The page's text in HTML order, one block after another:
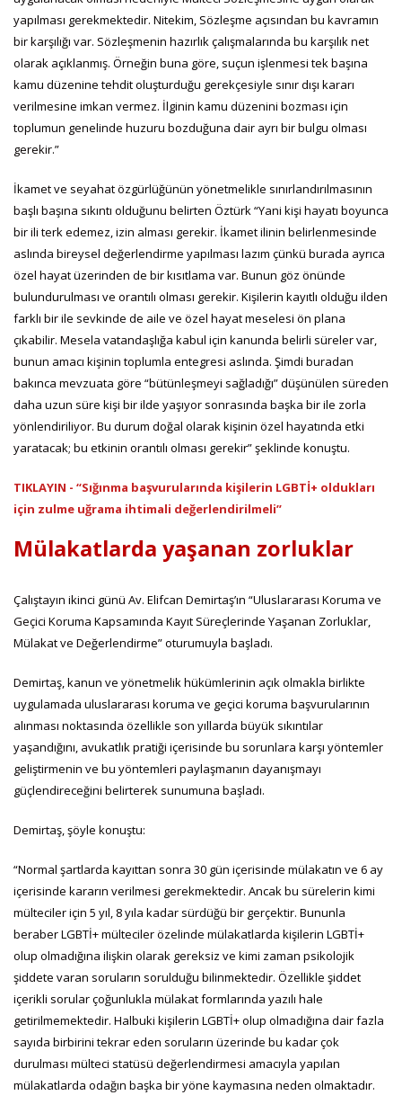
yapılması gerekmektedir. Nitekim, Sözleşme açısından bu kavramın
bir karşılığı var. Sözleşmenin hazırlık çalışmalarında bu karşılık net
olarak açıklanmış. Örneğin buna göre, suçun işlenmesi tek başına
kamu düzenine tehdit oluşturduğu gerekçesiyle sınır dışı kararı
verilmesine imkan vermez. İlginin kamu düzenini bozması için
toplumun genelinde huzuru bozduğuna dair ayrı bir bulgu olması
gerekir.”
İkamet ve seyahat özgürlüğünün yönetmelikle sınırlandırılmasının
başlı başına sıkıntı olduğunu belirten Öztürk “Yani kişi hayatı boyunca
bir ili terk edemez, izin alması gerekir. İkamet ilinin belirlenmesinde
aslında bireysel değerlendirme yapılması lazım çünkü burada ayrıca
özel hayat üzerinden de bir kısıtlama var. Bunun göz önünde
bulundurulması ve orantılı olması gerekir. Kişilerin kayıtlı olduğu ilden
farklı bir ile sevkinde de aile ve özel hayat meselesi ön plana
çıkabilir. Mesela vatandaşlığa kabul için kanunda belirli süreler var,
bunun amacı kişinin toplumla entegresi aslında. Şimdi buradan
bakınca mevzuata göre “bütünleşmeyi sağladığı” düşünülen süreden
daha uzun süre kişi bir ilde yaşıyor sonrasında başka bir ile zorla
yönlendiriliyor. Bu durum doğal olarak kişinin özel hayatında etki
yaratacak; bu etkinin orantılı olması gerekir” şeklinde konuştu.
TIKLAYIN - “Sığınma başvurularında kişilerin LGBTİ+ oldukları
için zulme uğrama ihtimali değerlendirilmeli”
Mülakatlarda yaşanan zorluklar
Çalıştayın ikinci günü Av. Elifcan Demirtaş’ın “Uluslararası Koruma ve
Geçici Koruma Kapsamında Kayıt Süreçlerinde Yaşanan Zorluklar,
Mülakat ve Değerlendirme” oturumuyla başladı.
Demirtaş, kanun ve yönetmelik hükümlerinin açık olmakla birlikte
uygulamada uluslararası koruma ve geçici koruma başvurularının
alınması noktasında özellikle son yıllarda büyük sıkıntılar
yaşandığını, avukatlık pratiği içerisinde bu sorunlara karşı yöntemler
geliştirmenin ve bu yöntemleri paylaşmanın dayanışmayı
güçlendireceğini belirterek sunumuna başladı.
Demirtaş, şöyle konuştu:
“Normal şartlarda kayıttan sonra 30 gün içerisinde mülakatın ve 6 ay
içerisinde kararın verilmesi gerekmektedir. Ancak bu sürelerin kimi
mülteciler için 5 yıl, 8 yıla kadar sürdüğü bir gerçektir. Bununla
beraber LGBTİ+ mülteciler özelinde mülakatlarda kişilerin LGBTİ+
olup olmadığına ilişkin olarak gereksiz ve kimi zaman psikolojik
şiddete varan soruların sorulduğu bilinmektedir. Özellikle şiddet
içerikli sorular çoğunlukla mülakat formlarında yazılı hale
getirilmemektedir. Halbuki kişilerin LGBTİ+ olup olmadığına dair fazla
sayıda birbirini tekrar eden soruların üzerinde bu kadar çok
durulması mülteci statüsü değerlendirmesi amacıyla yapılan
mülakatlarda odağın başka bir yöne kaymasına neden olmaktadır.